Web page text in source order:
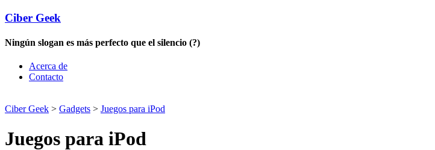
Ciber Geek
Ningún slogan es más perfecto que el silencio (?)
Acerca de
Contacto
Ciber Geek > Gadgets > Juegos para iPod
Juegos para iPod